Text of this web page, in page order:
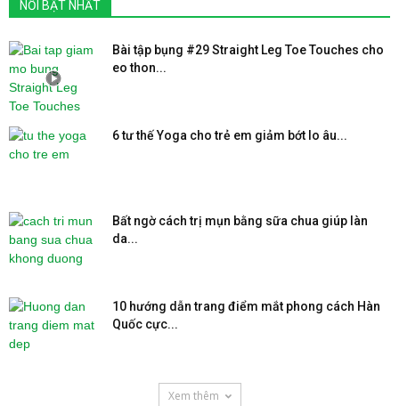
NỔI BẬT NHẤT
Bài tập bụng #29 Straight Leg Toe Touches cho
eo thon...
6 tư thế Yoga cho trẻ em giảm bớt lo âu...
Bất ngờ cách trị mụn bằng sữa chua giúp làn
da...
10 hướng dẫn trang điểm mắt phong cách Hàn
Quốc cực...
Xem thêm